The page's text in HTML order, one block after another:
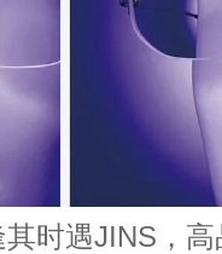
时遇JINS，